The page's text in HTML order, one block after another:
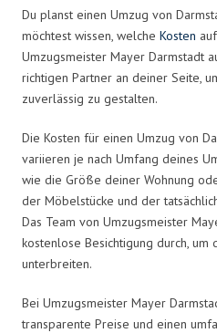
Du planst einen Umzug von
möchtest wissen, welche Kosten
Umzugsmeister Mayer Darmstadt
richtigen Partner an deiner Seite,
zuverlässig zu gestalten.
Die Kosten für einen Umzug von
variieren je nach Umfang deines
wie die Größe deiner Wohnung
der Möbelstücke und der
Das Team von Umzugsmeister
kostenlose Besichtigung durch,
unterbreiten.
Bei Umzugsmeister Mayer
transparente Preise und einen